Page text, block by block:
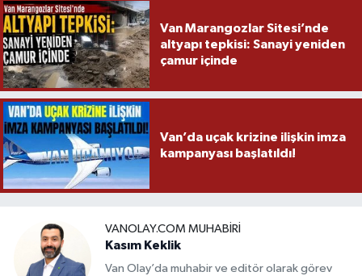
Van Marangozlar Sitesi’nde
altyapı tepkisi: Sanayi yeniden
çamur içinde
Van’da uçak krizine ilişkin imza
kampanyası başlatıldı!
VANOLAY.COM MUHABIRI
Kasım Keklik
Van Olay’da muhabir ve editör olarak görev